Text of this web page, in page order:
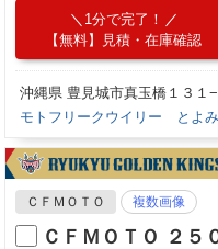
1分で完了！
【無料】見積・在庫確認
沖縄県 豊見城市真玉橋１３１−
モトフリークウイリー とよ
ＣＦＭＯＴＯ 複数画像
ＣＦＭＯＴＯ ２